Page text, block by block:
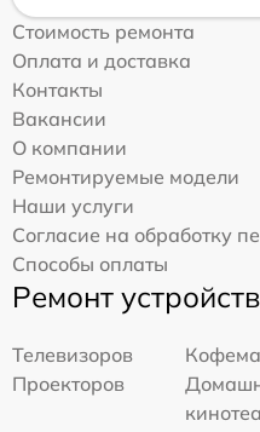
Стоимость ремонта
Оплата и доставка
Контакты
Вакансии
О компании
Ремонтируемые модели
Наши услуги
Согласие на обработку
Способы оплаты
Ремонт устройств
Телевизоров
Проекторов